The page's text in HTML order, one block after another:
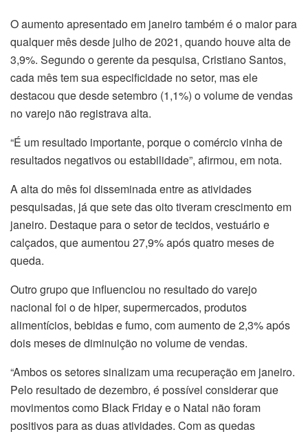
O aumento apresentado em janeiro também é o maior para
qualquer mês desde julho de 2021, quando houve alta de
3,9%. Segundo o gerente da pesquisa, Cristiano Santos,
cada mês tem sua especificidade no setor, mas ele
destacou que desde setembro (1,1%) o volume de vendas
no varejo não registrava alta.
“É um resultado importante, porque o comércio vinha de
resultados negativos ou estabilidade”, afirmou, em nota.
A alta do mês foi disseminada entre as atividades
pesquisadas, já que sete das oito tiveram crescimento em
janeiro. Destaque para o setor de tecidos, vestuário e
calçados, que aumentou 27,9% após quatro meses de
queda.
Outro grupo que influenciou no resultado do varejo
nacional foi o de hiper, supermercados, produtos
alimentícios, bebidas e fumo, com aumento de 2,3% após
dois meses de diminuição no volume de vendas.
“Ambos os setores sinalizam uma recuperação em janeiro.
Pelo resultado de dezembro, é possível considerar que
movimentos como Black Friday e o Natal não foram
positivos para as duas atividades. Com as quedas